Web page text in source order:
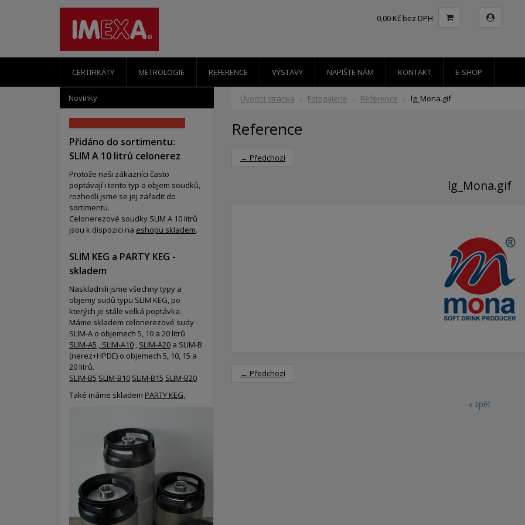
0,00 Kč bez DPH
CERTIFIKÁTY METROLOGIE REFERENCE VÝSTAVY NAPIŠTE NÁM KONTAKT E-SHOP
Úvodní stránka Fotogalerie Reference lg_Mona.gif
Reference
← Předchozí
lg_Mona.gif
← Předchozí
« zpět
Novinky
Přidáno do sortimentu:
SLIM A 10 litrů celonerez
Protože naši zákazníci často
poptávají i tento typ a objem soudků,
rozhodli jsme se jej zařadit do
sortimentu.
Celonerezové soudky SLIM A 10 litrů
jsou k dispozici na eshopu skladem.
SLIM KEG a PARTY KEG -
skladem
Naskladnili jsme všechny typy a
objemy sudů typu SLIM KEG, po
kterých je stále velká poptávka.
Máme skladem celonerezové sudy
SLIM-A o objemech 5, 10 a 20 litrů
SLIM-A5 , SLIM-A10 , SLIM-A20 a SLIM-B
(nerez+HPDE) o objemech 5, 10, 15 a
20 litrů.
SLIM-B5 SLIM-B10 SLIM-B15 SLIM-B20
Také máme skladem PARTY KEG,